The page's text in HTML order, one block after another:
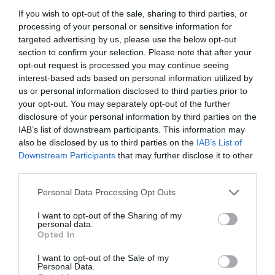
If you wish to opt-out of the sale, sharing to third parties, or
processing of your personal or sensitive information for
targeted advertising by us, please use the below opt-out
section to confirm your selection. Please note that after your
opt-out request is processed you may continue seeing
interest-based ads based on personal information utilized by
us or personal information disclosed to third parties prior to
your opt-out. You may separately opt-out of the further
disclosure of your personal information by third parties on the
IAB’s list of downstream participants. This information may
also be disclosed by us to third parties on the IAB’s List of
Downstream Participants that may further disclose it to other
Please note that this website/app uses one or more Google
not limited to your visit or usage behaviour. You may click to
grant or deny consent to Google and its third-party tags to
use your data for below specified purposes in below Google
consent section.
Personal Data Processing Opt Outs
I want to opt-out of the Sharing of my
personal data.
Opted In
I want to opt-out of the Sale of my
Personal Data.
Infláció fölött: ezek most a legvonzóbb betéti
kamatok
Kaphatsz-e hitelt, ha készpénzben kapod a
fizetésed?
Így tolta meg az Otthon Start a lakáshitelpiacot
ház hitel Otthon Start lakás bank